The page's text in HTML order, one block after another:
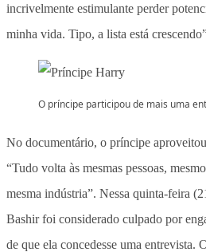
incrivelmente estimulante perder
minha vida. Tipo, a lista está
O príncipe participou de mais uma
No documentário, o príncipe
“Tudo volta às mesmas pessoas,
mesma indústria”. Nessa quinta-feira
Bashir foi considerado culpado por
de que ela concedesse uma entrevista.